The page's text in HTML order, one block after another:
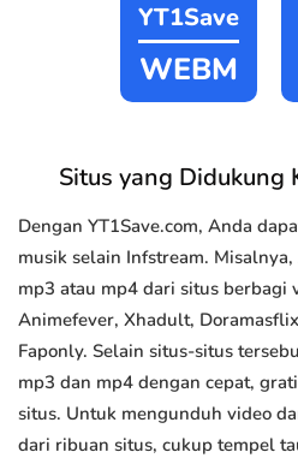
YT1Save
WEBM
Situs yang Didukung
Dengan YT1Save.com, Anda
musik selain Infstream.
mp3 atau mp4 dari situs berbagi
Animefever, Xhadult,
Faponly. Selain situs-situs
mp3 dan mp4 dengan cepat,
situs. Untuk mengunduh video
dari ribuan situs, cukup tempel